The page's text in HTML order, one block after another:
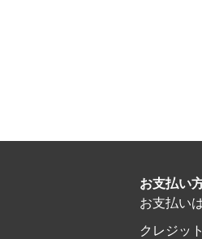
お支払い
お支払い
クレジッ